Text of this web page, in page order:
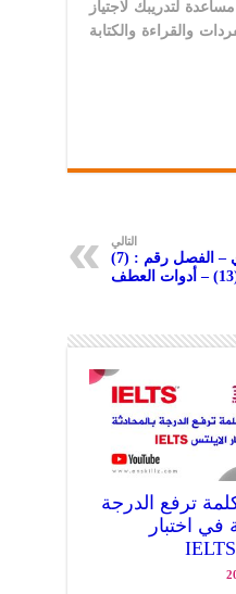
لتدريبك لاجتياز
والقراءة والكتابة
التالي
دورة إنجليزي – الفصل رقم : (7)
25 كلمة ترفع الدرجة
في اختبار